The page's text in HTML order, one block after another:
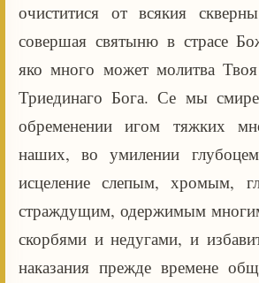
очиститися от всякия
совершая святыню в страсе
яко много может молитва
Триединаго Бога. Се мы
обременении игом тяжких
наших, во умилении
исцеление слепым, хромым,
страждущим, одержимым
скорбями и недугами, и
наказания прежде времене